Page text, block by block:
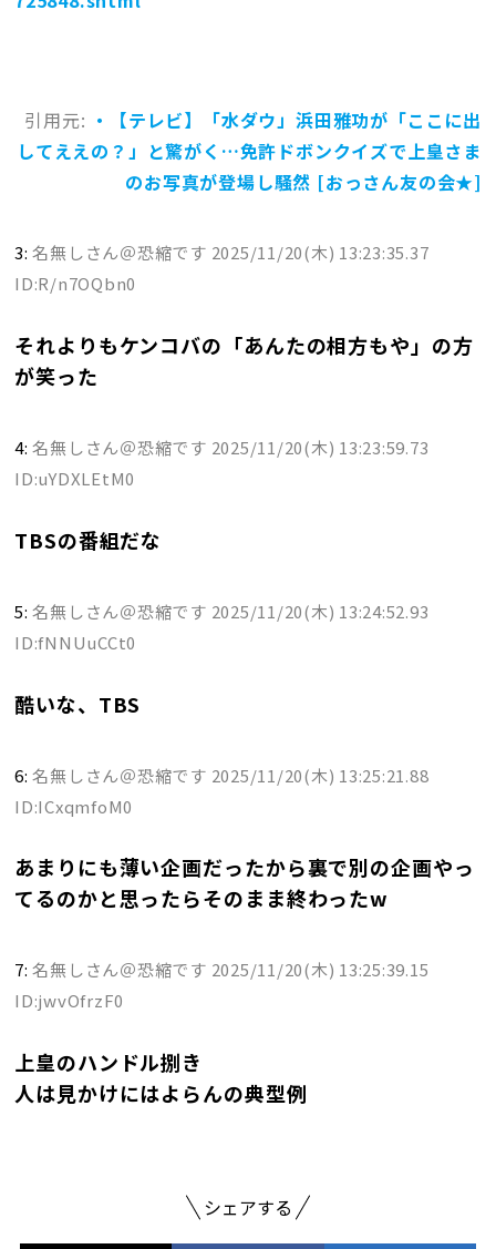
引用元: ・【テレビ】「水ダウ」浜田雅功が「ここに出
してええの？」と驚がく…免許ドボンクイズで上皇さま
のお写真が登場し騒然 [おっさん友の会★]
3:名無しさん＠恐縮です 2025/11/20(木) 13:23:35.37
ID:R/n7OQbn0
それよりもケンコバの「あんたの相方もや」の方
が笑った
4:名無しさん＠恐縮です 2025/11/20(木) 13:23:59.73
ID:uYDXLEtM0
TBSの番組だな
5:名無しさん＠恐縮です 2025/11/20(木) 13:24:52.93
ID:fNNUuCCt0
酷いな、TBS
6:名無しさん＠恐縮です 2025/11/20(木) 13:25:21.88
ID:ICxqmfoM0
あまりにも薄い企画だったから裏で別の企画やっ
てるのかと思ったらそのまま終わったw
7:名無しさん＠恐縮です 2025/11/20(木) 13:25:39.15
ID:jwvOfrzF0
上皇のハンドル捌き
人は見かけにはよらんの典型例
シェアする